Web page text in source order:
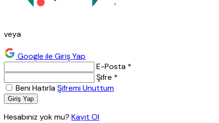
veya
Google ile Giriş Yap
E-Posta *
Şifre *
Beni HatırlaŞifremi Unuttum
Giriş Yap
Hesabınız yok mu? Kayıt Ol